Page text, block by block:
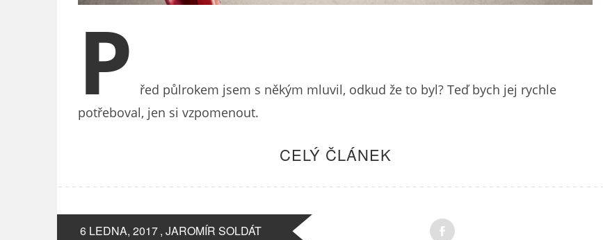
P
řed půlrokem jsem s někým mluvil, odkud že to byl? Teď bych jej rychle
potřeboval, jen si vzpomenout.
CELÝ ČLÁNEK
6 LEDNA, 2017, JAROMÍR SOLDÁT